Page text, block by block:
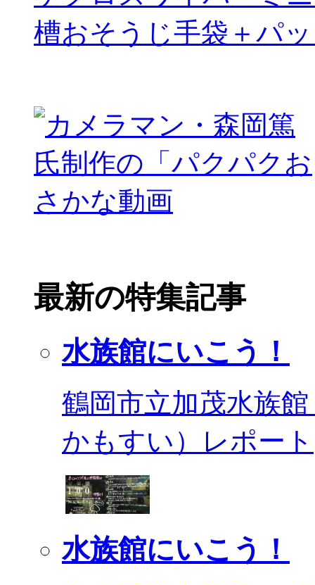
槽おそうじ手袋＋パ
最新の特集記事
水族館にいこう！
鶴岡市立加茂水族
かもすい）レポート
水族館にいこう！